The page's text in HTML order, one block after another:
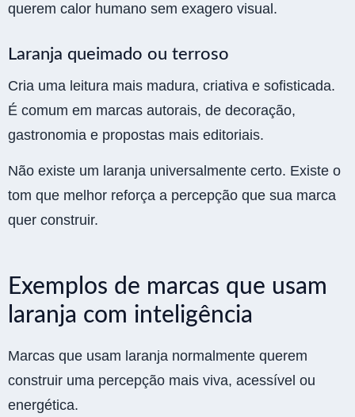
querem calor humano sem exagero visual.
Laranja queimado ou terroso
Cria uma leitura mais madura, criativa e sofisticada.
É comum em marcas autorais, de decoração,
gastronomia e propostas mais editoriais.
Não existe um laranja universalmente certo. Existe o
tom que melhor reforça a percepção que sua marca
quer construir.
Exemplos de marcas que usam
laranja com inteligência
Marcas que usam laranja normalmente querem
construir uma percepção mais viva, acessível ou
energética.